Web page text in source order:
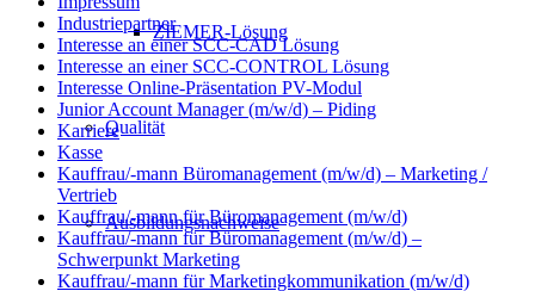
ZIEMER-Lösung
Qualität
Ausbildungsnachweise
Industriepartner
Interesse an einer SCC-CAD Lösung
Interesse an einer SCC-CONTROL Lösung
Interesse Online-Präsentation PV-Modul
Junior Account Manager (m/w/d) – Piding
Karriere
Kasse
Kauffrau/-mann Büromanagement (m/w/d) – Marketing /
Vertrieb
Kauffrau/-mann für Büromanagement (m/w/d)
Kauffrau/-mann für Büromanagement (m/w/d) –
Schwerpunkt Marketing
Kauffrau/-mann für Marketingkommunikation (m/w/d)